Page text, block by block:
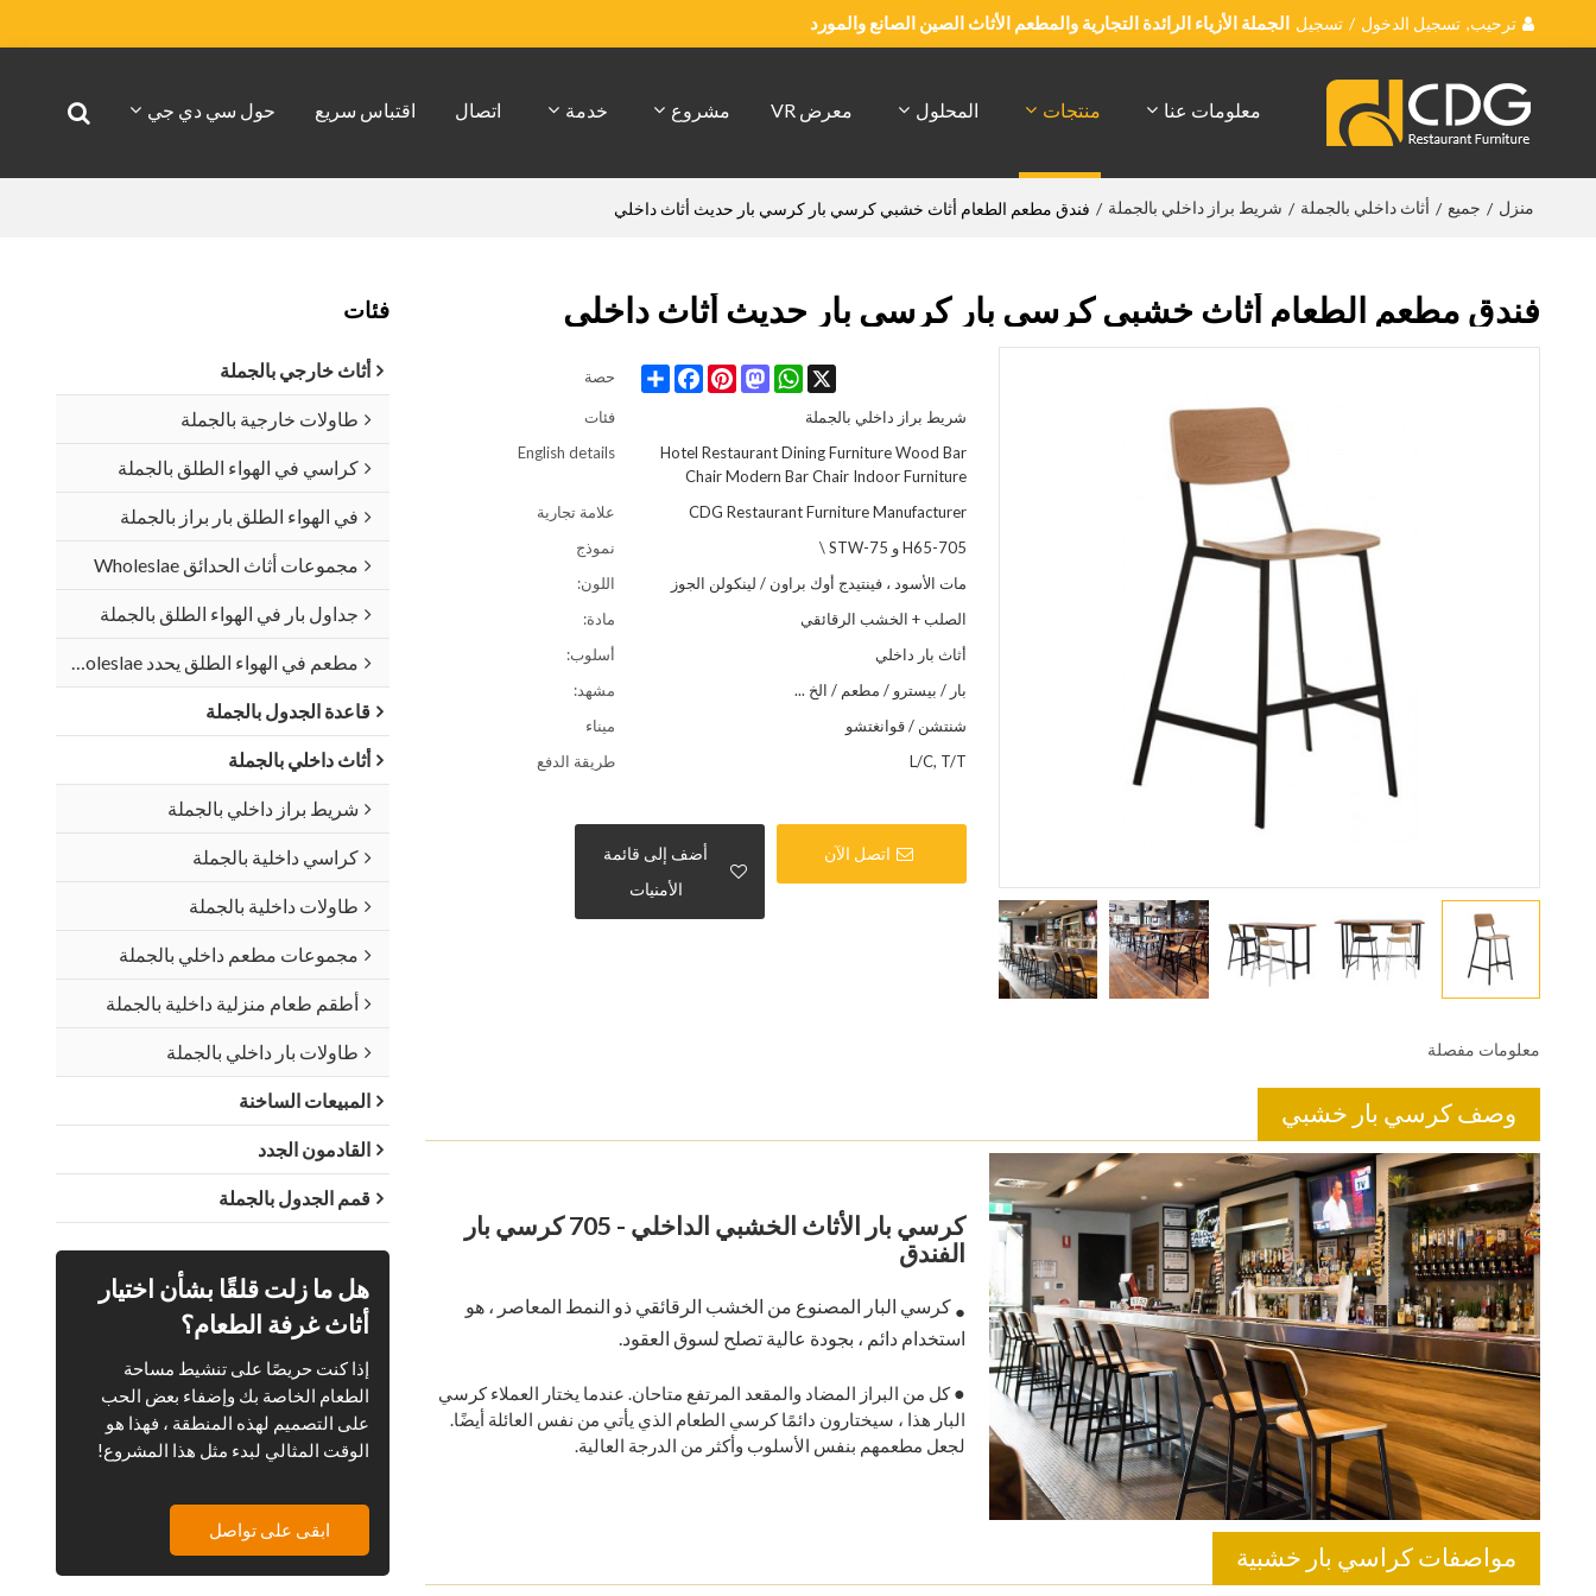
ترحيب, تسجيل الدخول / تسجيل الجملة الأزياء الرائدة التجارية والمطعم الأثاث الصين الصانع والمورد
معلومات عنا منتجات المحلول معرض VR مشروع خدمة اتصال اقتباس سريع حول سي دي جي
منزل / جميع / أثاث داخلي بالجملة / شريط براز داخلي بالجملة / فندق مطعم الطعام أثاث خشبي كرسي بار كرسي بار حديث أثاث داخلي
فئات
أثاث خارجي بالجملة
طاولات خارجية بالجملة
كراسي في الهواء الطلق بالجملة
في الهواء الطلق بار براز بالجملة
مجموعات أثاث الحدائق Wholeslae
جداول بار في الهواء الطلق بالجملة
مطعم في الهواء الطلق يحدد Wholeslae
قاعدة الجدول بالجملة
أثاث داخلي بالجملة
شريط براز داخلي بالجملة
كراسي داخلية بالجملة
طاولات داخلية بالجملة
مجموعات مطعم داخلي بالجملة
أطقم طعام منزلية داخلية بالجملة
طاولات بار داخلي بالجملة
المبيعات الساخنة
القادمون الجدد
قمم الجدول بالجملة
هل ما زلت قلقًا بشأن اختيار
أثاث غرفة الطعام؟
إذا كنت حريصًا على تنشيط مساحة
الطعام الخاصة بك وإضفاء بعض الحب
على التصميم لهذه المنطقة ، فهذا هو
الوقت المثالي لبدء مثل هذا المشروع!
ابقى على تواصل
فندق مطعم الطعام أثاث خشبي كرسي بار كرسي بار حديث أثاث داخلي
حصة Share
FacebookPinterest
Mastodon
WhatsApp X
فئات
شريط براز داخلي بالجملة
English details
Hotel Restaurant Dining Furniture Wood Bar
Chair Modern Bar Chair Indoor Furniture
علامة تجارية
CDG Restaurant Furniture Manufacturer
نموذج
705-H65 و 75-STW \
اللون:
مات الأسود ، فينتيدج أوك براون / لينكولن الجوز
مادة:
الصلب + الخشب الرقائقي
أسلوب:
أثاث بار داخلي
مشهد:
بار / بيسترو / مطعم / الخ ...
ميناء
شنتشن / قوانغتشو
طريقة الدفع
L/C, T/T
اتصل الآن
أضف إلى قائمة
الأمنيات
معلومات مفصلة
وصف كرسي بار خشبي
كرسي بار الأثاث الخشبي الداخلي - 705 كرسي بار
الفندق
● كرسي البار المصنوع من الخشب الرقائقي ذو النمط المعاصر ، هو
استخدام دائم ، بجودة عالية تصلح لسوق العقود.
● كل من البراز المضاد والمقعد المرتفع متاحان. عندما يختار العملاء كرسي
البار هذا ، سيختارون دائمًا كرسي الطعام الذي يأتي من نفس العائلة أيضًا.
لجعل مطعمهم بنفس الأسلوب وأكثر من الدرجة العالية.
مواصفات كراسي بار خشبية